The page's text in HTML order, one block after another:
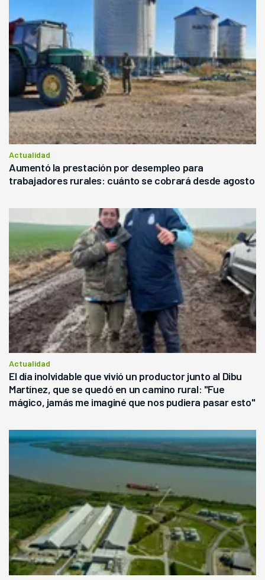
Actualidad
Aumentó la prestación por desempleo para
trabajadores rurales: cuánto se cobrará desde agosto
Actualidad
El día inolvidable que vivió un productor junto al Dibu
Martínez, que se quedó en un camino rural: "Fue
mágico, jamás me imaginé que nos pudiera pasar esto"